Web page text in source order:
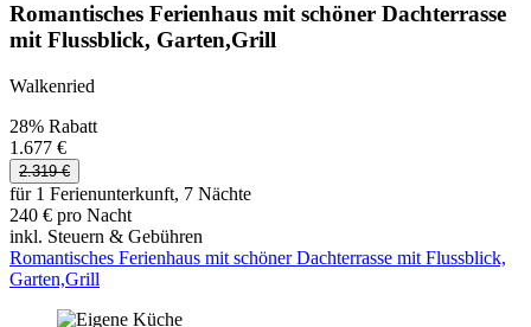
Romantisches Ferienhaus mit schöner Dachterrasse
mit Flussblick, Garten,Grill
Walkenried
28% Rabatt
1.677 €
2.319 €
für 1 Ferienunterkunft, 7 Nächte
240 € pro Nacht
inkl. Steuern & Gebühren
Romantisches Ferienhaus mit schöner Dachterrasse mit Flussblick,
Garten,Grill